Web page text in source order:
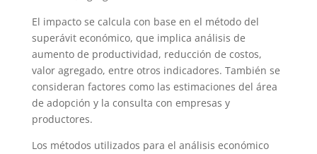
El impacto se calcula con base en el método del
superávit económico, que implica análisis de
aumento de productividad, reducción de costos,
valor agregado, entre otros indicadores. También se
consideran factores como las estimaciones del área
de adopción y la consulta con empresas y
productores.
Los métodos utilizados para el análisis económico